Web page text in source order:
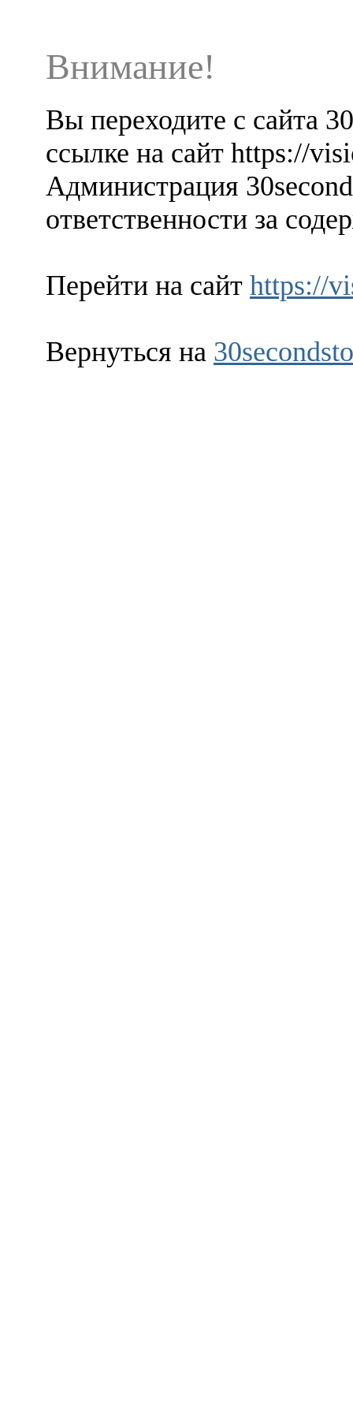
Внимание!
Вы переходите с сайта
ссылке на сайт https://
Администрация
ответственности за
Перейти на сайт https://
Вернуться на